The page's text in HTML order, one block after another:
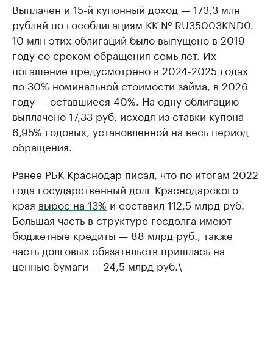
Выплачен и 15-й купонный доход — 173,3 млн
рублей по гособлигациям КК № RU35003KND0.
10 млн этих облигаций было выпущено в 2019
году со сроком обращения семь лет. Их
погашение предусмотрено в 2024-2025 годах
по 30% номинальной стоимости займа, в 2026
году — оставшиеся 40%. На одну облигацию
выплачено 17,33 руб. исходя из ставки купона
6,95% годовых, установленной на весь период
обращения.
Ранее РБК Краснодар писал, что по итогам 2022
года государственный долг Краснодарского
края вырос на 13% и составил 112,5 млрд руб.
Большая часть в структуре госдолга имеют
бюджетные кредиты — 88 млрд руб., также
часть долговых обязательств пришлась на
ценные бумаги — 24,5 млрд руб.\